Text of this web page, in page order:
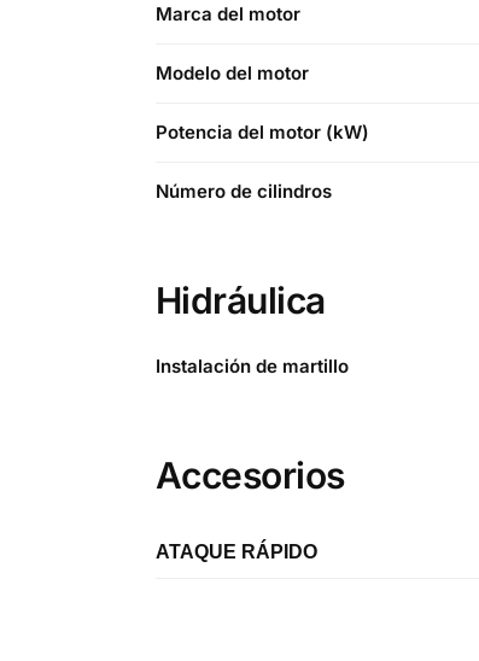
Marca del motor
Modelo del motor
Potencia del motor (kW)
Número de cilindros
Hidráulica
Instalación de martillo
Accesorios
ATAQUE RÁPIDO